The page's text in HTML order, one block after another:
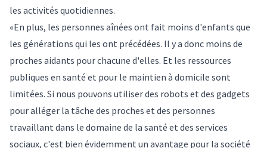
les activités quotidiennes.
«En plus, les personnes aînées ont fait moins d'enfants que
les générations qui les ont précédées. Il y a donc moins de
proches aidants pour chacune d'elles. Et les ressources
publiques en santé et pour le maintien à domicile sont
limitées. Si nous pouvons utiliser des robots et des gadgets
pour alléger la tâche des proches et des personnes
travaillant dans le domaine de la santé et des services
sociaux, c'est bien évidemment un avantage pour la société